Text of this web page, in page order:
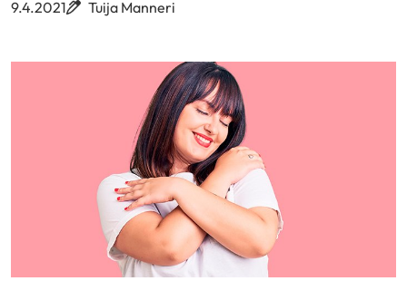
9.4.2021 Tuija Manneri